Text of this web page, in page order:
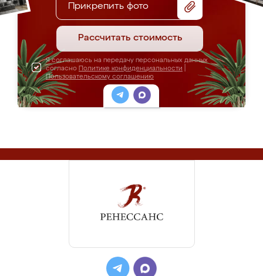
Прикрепить фото
Рассчитать стоимость
Я соглашаюсь на передачу персональных данных
согласно Политике конфиденциальности
Пользовательскому соглашению